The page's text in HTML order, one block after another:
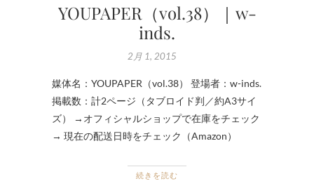
YOUPAPER（vol.38）｜w-
inds.
2月 1, 2015
媒体名：YOUPAPER（vol.38） 登場者：w-inds.
掲載数：計2ページ（タブロイド判／約A3サイ
ズ） →オフィシャルショップで在庫をチェック
→ 現在の配送日時をチェック（Amazon）
続きを読む